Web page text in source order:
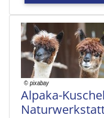
Alpaka-